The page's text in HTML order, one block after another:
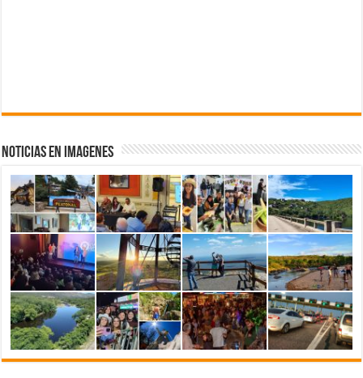
NOTICIAS EN IMAGENES